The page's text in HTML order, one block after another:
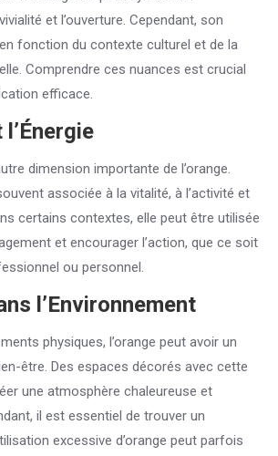
et l’ouverture. Cependant, son
fonction du contexte culturel et de la
Comprendre ces nuances est crucial
efficace.
l’Énergie
dimension importante de l’orange.
associée à la vitalité, à l’activité et
certains contextes, elle peut être utilisée
et encourager l’action, que ce soit
ou personnel.
l’Environnement
physiques, l’orange peut avoir un
être. Des espaces décorés avec cette
une atmosphère chaleureuse et
il est essentiel de trouver un
excessive d’orange peut parfois